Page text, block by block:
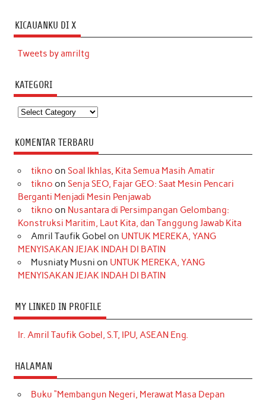
KICAUANKU DI X
Tweets by amriltg
KATEGORI
Kategori
KOMENTAR TERBARU
tikno on Soal Ikhlas, Kita Semua Masih Amatir
tikno on Senja SEO, Fajar GEO: Saat Mesin Pencari
Berganti Menjadi Mesin Penjawab
tikno on Nusantara di Persimpangan Gelombang:
Konstruksi Maritim, Laut Kita, dan Tanggung Jawab Kita
Amril Taufik Gobel on UNTUK MEREKA, YANG
MENYISAKAN JEJAK INDAH DI BATIN
Musniaty Musni on UNTUK MEREKA, YANG
MENYISAKAN JEJAK INDAH DI BATIN
MY LINKED IN PROFILE
Ir. Amril Taufik Gobel, S.T, IPU, ASEAN Eng.
HALAMAN
Buku “Membangun Negeri, Merawat Masa Depan